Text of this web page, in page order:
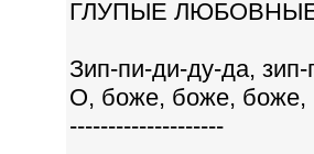
ГЛУПЫЕ ЛЮБОВНЫЕ
Зип-пи-ди-ду-да,
О, боже, боже, боже,
--------------------